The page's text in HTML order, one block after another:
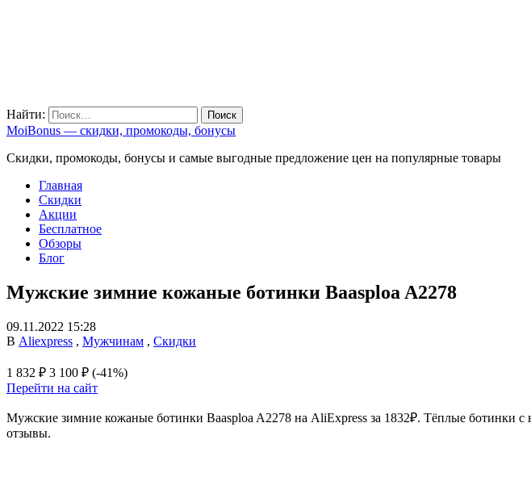
Найти:
MoiBonus — скидки, промокоды, бонусы
Скидки, промокоды, бонусы и самые выгодные предложение цен на популярные товары
Главная
Скидки
Акции
Бесплатное
Обзоры
Блог
Мужские зимние кожаные ботинки Baasploa A2278
09.11.2022 15:28
В Aliexpress , Мужчинам , Скидки
1 832 ₽ 3 100 ₽ (-41%)
Перейти на сайт
Мужские зимние кожаные ботинки Baasploa A2278 на AliExpress за 1832₽. Тёплые ботинки
отзывы.